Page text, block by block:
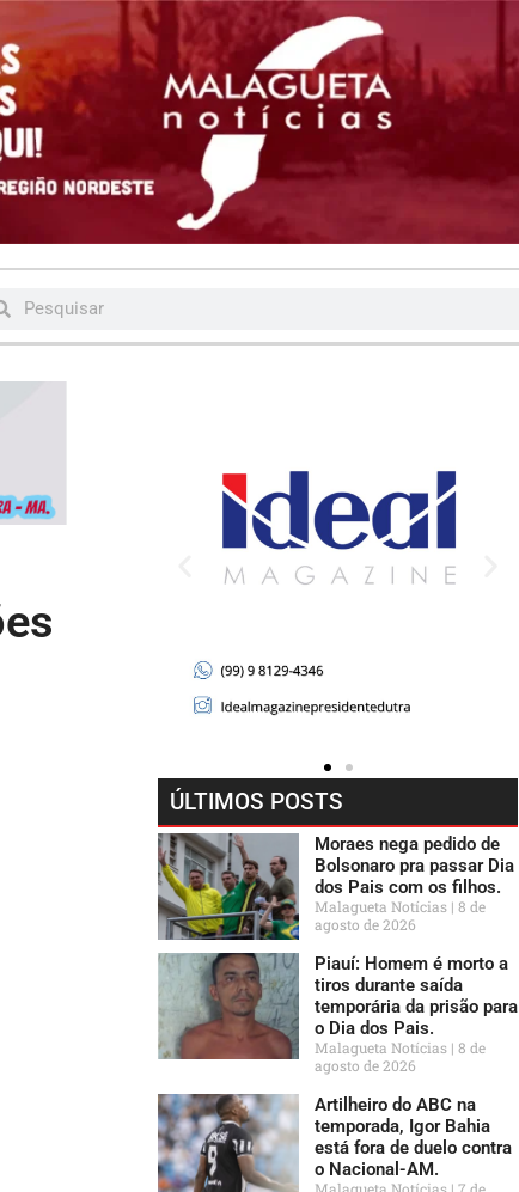
ÚLTIMOS POSTS
Moraes nega pedido de
Bolsonaro pra passar Dia
dos Pais com os filhos.
Malagueta Notícias 8 de
agosto de 2026
Piauí: Homem é morto a
tiros durante saída
temporária da prisão para
o Dia dos Pais.
Malagueta Notícias 8 de
agosto de 2026
Artilheiro do ABC na
temporada, Igor Bahia
está fora de duelo contra
o Nacional-AM.